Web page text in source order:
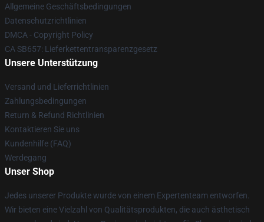
Allgemeine Geschäftsbedingungen
Datenschutzrichtlinien
DMCA - Copyright Policy
CA SB657: Lieferkettentransparenzgesetz
Unsere Unterstützung
Versand und Lieferrichtlinien
Zahlungsbedingungen
Return & Refund Richtlinien
Kontaktieren Sie uns
Kundenhilfe (FAQ)
Werdegang
Unser Shop
Jedes unserer Produkte wurde von einem Expertenteam entworfen.
Wir bieten eine Vielzahl von Qualitätsprodukten, die auch ästhetisch